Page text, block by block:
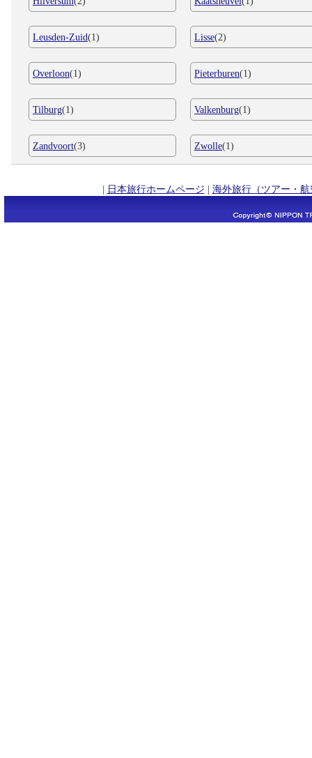
Leusden-Zuid(1) Lisse(2)
Overloon(1) Pieterburen(1)
Tilburg(1) Valkenburg(1)
Zandvoort(3) Zwolle(1)
| 日本旅行ホームページ | 海外旅行（ツアー・航